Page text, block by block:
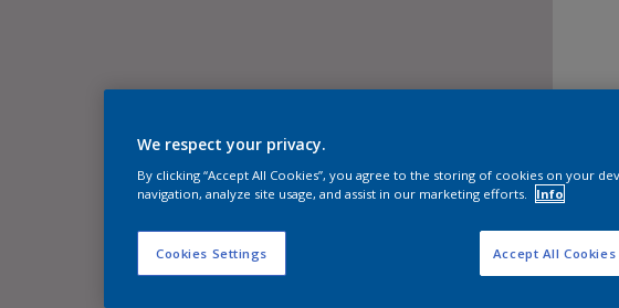
We respect your privacy.
By clicking “Accept All Cookies”, you agree to the storing of cookies on your
navigation, analyze site usage, and assist in our marketing efforts.
Info
Cookies Settings Accept All Cookies